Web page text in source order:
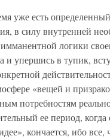
уже есть
в силу внутренней
логики
и упершись в тупик,
«вещей и
потребностям
ее период, когда
кончается, ибо